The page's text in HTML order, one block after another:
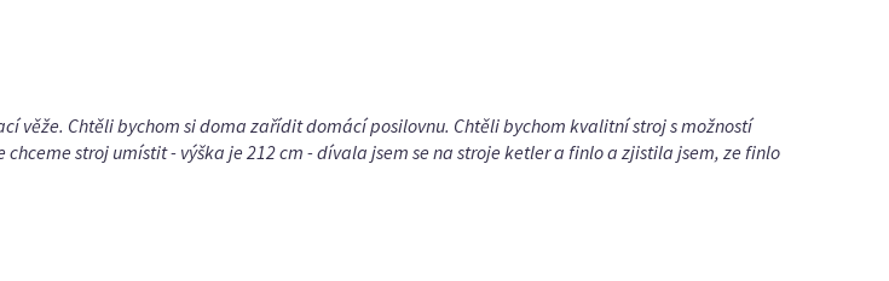
věže. Chtěli bychom si doma zařídit domácí posilovnu. Chtěli bychom kvalitní stroj s možností
stroj umístit - výška je 212 cm - dívala jsem se na stroje ketler a finlo a zjistila jsem, ze finlo